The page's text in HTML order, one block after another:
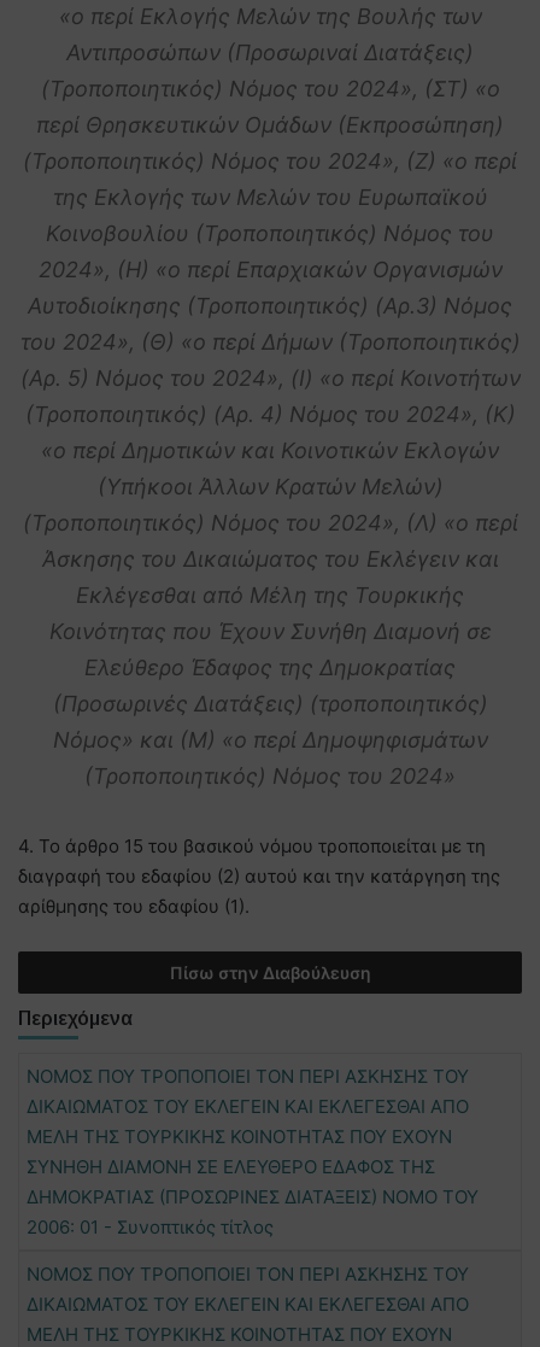
«ο περί Εκλογής Μελών της Βουλής των
Αντιπροσώπων (Προσωριναί Διατάξεις)
(Τροποποιητικός) Νόμος του 2024», (ΣΤ) «ο
περί Θρησκευτικών Ομάδων (Εκπροσώπηση)
(Τροποποιητικός) Νόμος του 2024», (Ζ) «ο περί
της Εκλογής των Μελών του Ευρωπαϊκού
Κοινοβουλίου (Τροποποιητικός) Νόμος του
2024», (Η) «ο περί Επαρχιακών Οργανισμών
Αυτοδιοίκησης (Τροποποιητικός) (Αρ.3) Νόμος
του 2024», (Θ) «ο περί Δήμων (Τροποποιητικός)
(Αρ. 5) Νόμος του 2024», (Ι) «ο περί Κοινοτήτων
(Τροποποιητικός) (Αρ. 4) Νόμος του 2024», (Κ)
«ο περί Δημοτικών και Κοινοτικών Εκλογών
(Υπήκοοι Άλλων Κρατών Μελών)
(Τροποποιητικός) Νόμος του 2024», (Λ) «ο περί
Άσκησης του Δικαιώματος του Εκλέγειν και
Εκλέγεσθαι από Μέλη της Τουρκικής
Κοινότητας που Έχουν Συνήθη Διαμονή σε
Ελεύθερο Έδαφος της Δημοκρατίας
(Προσωρινές Διατάξεις) (τροποποιητικός)
Νόμος» και (Μ) «ο περί Δημοψηφισμάτων
(Τροποποιητικός) Νόμος του 2024»
4. Το άρθρο 15 του βασικού νόμου τροποποιείται με τη
διαγραφή του εδαφίου (2) αυτού και την κατάργηση της
αρίθμησης του εδαφίου (1).
Πίσω στην Διαβούλευση
Περιεχόμενα
ΝΟΜΟΣ ΠΟΥ ΤΡΟΠΟΠΟΙΕΙ ΤΟΝ ΠΕΡΙ ΑΣΚΗΣΗΣ ΤΟΥ
ΔΙΚΑΙΩΜΑΤΟΣ ΤΟΥ ΕΚΛΕΓΕΙΝ ΚΑΙ ΕΚΛΕΓΕΣΘΑΙ ΑΠΟ
ΜΕΛΗ ΤΗΣ ΤΟΥΡΚΙΚΗΣ ΚΟΙΝΟΤΗΤΑΣ ΠΟΥ ΕΧΟΥΝ
ΣΥΝΗΘΗ ΔΙΑΜΟΝΗ ΣΕ ΕΛΕΥΘΕΡΟ ΕΔΑΦΟΣ ΤΗΣ
ΔΗΜΟΚΡΑΤΙΑΣ (ΠΡΟΣΩΡΙΝΕΣ ΔΙΑΤΑΞΕΙΣ) ΝΟΜΟ ΤΟΥ
2006: 01 - Συνοπτικός τίτλος
ΝΟΜΟΣ ΠΟΥ ΤΡΟΠΟΠΟΙΕΙ ΤΟΝ ΠΕΡΙ ΑΣΚΗΣΗΣ ΤΟΥ
ΔΙΚΑΙΩΜΑΤΟΣ ΤΟΥ ΕΚΛΕΓΕΙΝ ΚΑΙ ΕΚΛΕΓΕΣΘΑΙ ΑΠΟ
ΜΕΛΗ ΤΗΣ ΤΟΥΡΚΙΚΗΣ ΚΟΙΝΟΤΗΤΑΣ ΠΟΥ ΕΧΟΥΝ